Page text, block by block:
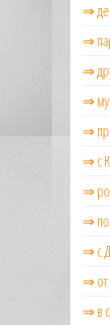
⇒
⇒
⇒
⇒
⇒
⇒ с
⇒
⇒ по
⇒ с
⇒ от
⇒ в